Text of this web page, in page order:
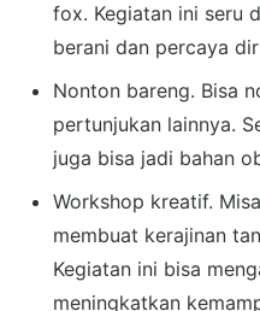
fox. Kegiatan ini seru
berani dan percaya
Nonton bareng. Bisa
pertunjukan lainnya.
juga bisa jadi bahan
Workshop kreatif.
membuat kerajinan
Kegiatan ini bisa
meningkatkan